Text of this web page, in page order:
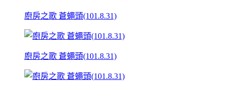
廚房之歌 蒼蠅頭(101.8.31)
廚房之歌 蒼蠅頭(101.8.31)